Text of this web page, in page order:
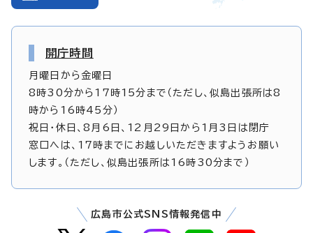
開庁時間
月曜日から金曜日
8時30分から17時15分まで（ただし、似島出張所は8
時から16時45分）
祝日・休日、8月6日、12月29日から1月3日は閉庁
窓口へは、17時までにお越しいただきますようお願い
します。（ただし、似島出張所は16時30分まで）
広島市公式SNS情報発信中